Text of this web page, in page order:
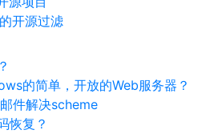
开源过滤
的简单，开放的Web服务器？
件解决scheme
恢复？